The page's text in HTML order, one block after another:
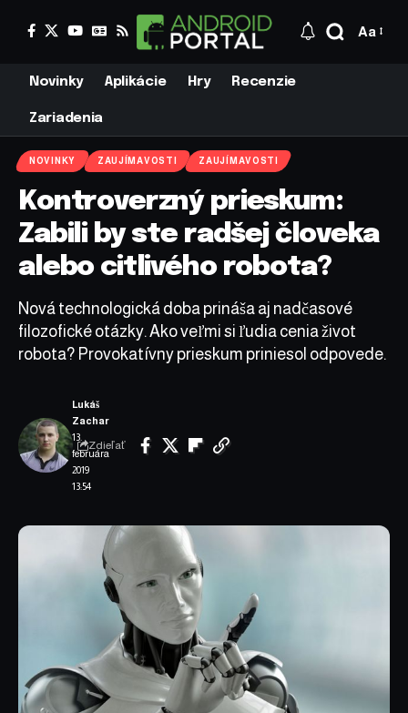
Aa
Novinky Aplikácie Hry Recenzie
Zariadenia
NOVINKY ZAUJÍMAVOSTI ZAUJÍMAVOSTI
Kontroverzný prieskum:
Zabili by ste radšej človeka
alebo citlivého robota?
Nová technologická doba prináša aj nadčasové
filozofické otázky. Ako veľmi si ľudia cenia život
robota? Provokatívny prieskum priniesol odpovede.
13.
februára
2019
13:54
Lukáš
Zachar
Zdieľať